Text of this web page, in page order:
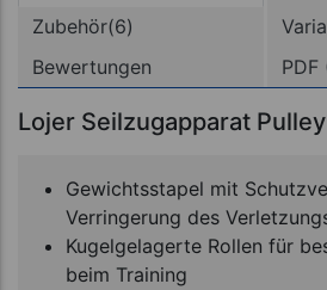
Zubehör(6)
Bewertungen
PDF
Lojer Seilzugapparat
Gewichtsstapel mit
Verringerung des
Kugelgelagerte Rollen für
beim Training